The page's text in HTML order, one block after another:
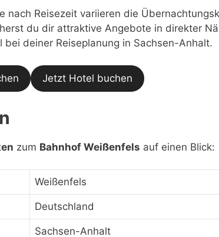
nach Reisezeit variieren die
du dir attraktive Angebote in direkter
deiner Reiseplanung in Sachsen-Anhalt.
Jetzt Hotel buchen
zum Bahnhof Weißenfels auf einen Blick:
Weißenfels
Deutschland
Sachsen-Anhalt